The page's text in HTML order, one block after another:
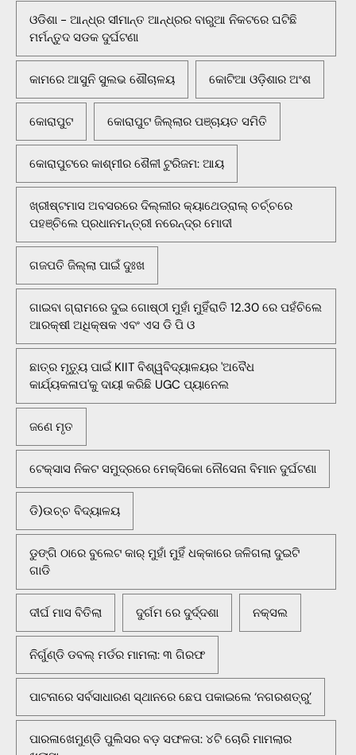
ଓଡିଶା - ଆନ୍ଧ୍ର ସୀମାନ୍ତ ଆନ୍ଧ୍ରର ବାରୁଆ ନିକଟରେ ଘଟିଛି
ମର୍ମନ୍ତୁଦ ସଡକ ଦୁର୍ଘଟଣା
କାମରେ ଆସୁନି ସୁଲଭ ଶୌଚାଳୟ କୋଟିଆ ଓଡ଼ିଶାର ଅଂଶ
କୋରାପୁଟ କୋରାପୁଟ ଜିଲ୍ଲାର ପଞ୍ଚାୟତ ସମିତି
କୋରାପୁଟରେ କାଶ୍ମୀର ଶୈଳୀ ଟୁରିଜମ: ଆୟ
ଖ୍ରୀଷ୍ଟମାସ ଅବସରରେ ଦିଲ୍ଲୀର କ୍ୟାଥେଡ୍ରାଲ୍ ଚର୍ଚ୍ଚରେ
ପହଞ୍ଚିଲେ ପ୍ରଧାନମନ୍ତ୍ରୀ ନରେନ୍ଦ୍ର ମୋଦୀ
ଗଜପତି ଜିଲ୍ଲା ପାଇଁ ଦୁଃଖ
ଗାଇବା ଗ୍ରାମରେ ଦୁଇ ଗୋଷ୍ଠୀ ମୁହାଁ ମୁହିଁରାତି 12.30 ରେ ପହଁଚିଲେ
ଆରକ୍ଷୀ ଅଧିକ୍ଷକ ଏବଂ ଏସ ଡି ପି ଓ
ଛାତ୍ର ମୃତ୍ୟୁ ପାଇଁ KIIT ବିଶ୍ୱବିଦ୍ୟାଳୟର 'ଅବୈଧ
କାର୍ଯ୍ୟକଳାପ'କୁ ଦାୟୀ କରିଛି UGC ପ୍ୟାନେଲ
ଜଣେ ମୃତ
ଟେକ୍ସାସ ନିକଟ ସମୁଦ୍ରରେ ମେକ୍ସିକୋ ନୌସେନା ବିମାନ ଦୁର୍ଘଟଣା
ଡି)ଉଚ୍ଚ ବିଦ୍ୟାଳୟ
ଡୁଙ୍ଗି ଠାରେ ବୁଲେଟ କାର୍ ମୁହାଁ ମୁହିଁ ଧକ୍କାରେ ଜଳିଗଲା ଦୁଇଟି
ଗାଡି
ଦୀର୍ଘ ମାସ ବିତିଲା ଦୁର୍ଗମ ରେ ଦୁର୍ଦ୍ଦଶା ନକ୍ସଲ
ନିର୍ଗୁଣ୍ଡି ଡବଲ୍ ମର୍ଡର ମାମଲା: ୩ ଗିରଫ
ପାଟନାରେ ସର୍ବସାଧାରଣ ସ୍ଥାନରେ ଛେପ ପକାଇଲେ ‘ନଗରଶତ୍ରୁ’
ପାରଳାଖେମୁଣ୍ଡି ପୁଲିସର ବଡ଼ ସଫଳତା: ୪ଟି ଚୋରି ମାମଲାର